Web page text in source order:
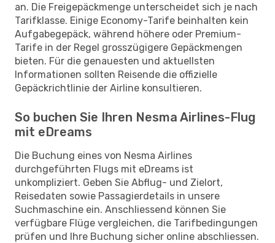
an. Die Freigepäckmenge unterscheidet sich je nach
Tarifklasse. Einige Economy-Tarife beinhalten kein
Aufgabegepäck, während höhere oder Premium-
Tarife in der Regel grosszügigere Gepäckmengen
bieten. Für die genauesten und aktuellsten
Informationen sollten Reisende die offizielle
Gepäckrichtlinie der Airline konsultieren.
So buchen Sie Ihren Nesma Airlines-Flug
mit eDreams
Die Buchung eines von Nesma Airlines
durchgeführten Flugs mit eDreams ist
unkompliziert. Geben Sie Abflug- und Zielort,
Reisedaten sowie Passagierdetails in unsere
Suchmaschine ein. Anschliessend können Sie
verfügbare Flüge vergleichen, die Tarifbedingungen
prüfen und Ihre Buchung sicher online abschliessen.